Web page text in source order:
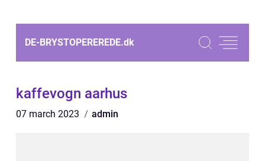
DE-BRYSTOPEREREDE.dk
kaffevogn aarhus
07 march 2023 admin